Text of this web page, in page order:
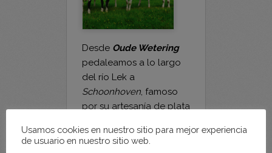
DesdeOude Wetering
del río Lek a
Schoonhoven, famoso
por su artesanía de plata
desde hace siglos.
Seguimos ahora al lado
Gouda. El ríoDe Vlist es
Usamos cookies en nuestro sitio para mejor experiencia
de usuario en nuestro sitio web.